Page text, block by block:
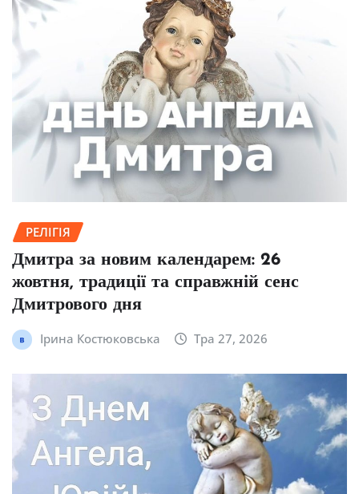
РЕЛІГІЯ
Дмитра за новим календарем: 26
жовтня, традиції та справжній сенс
Дмитрового дня
Ірина Костюковська Тра 27, 2026